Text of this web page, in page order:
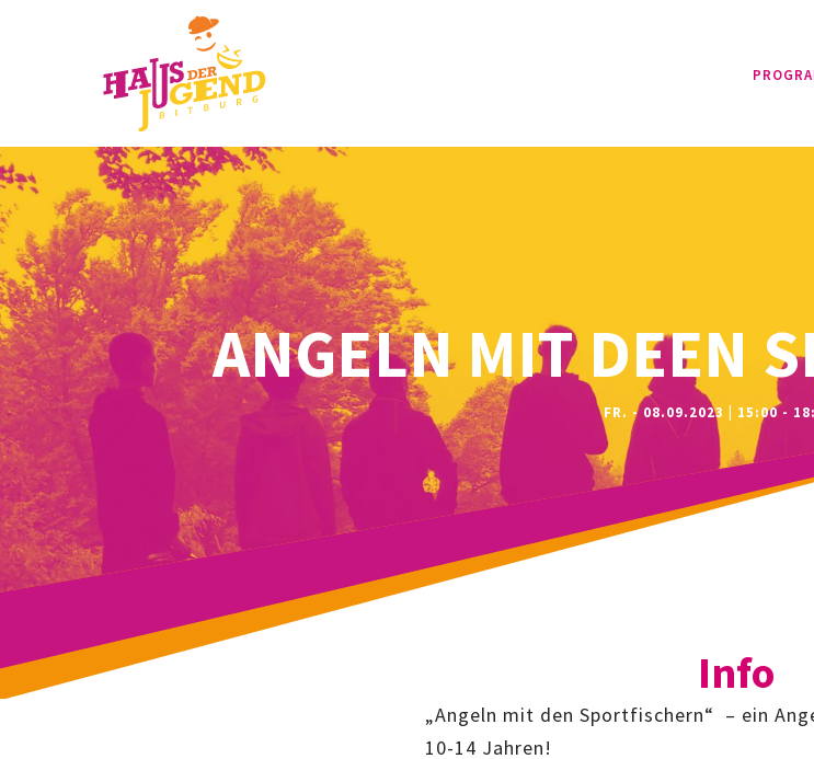
ANGELN MIT DEEN
FR. - 08.09.2023 | 15:00 -
Info
„Angeln mit den Sportfischern“ – ein
10-14 Jahren!